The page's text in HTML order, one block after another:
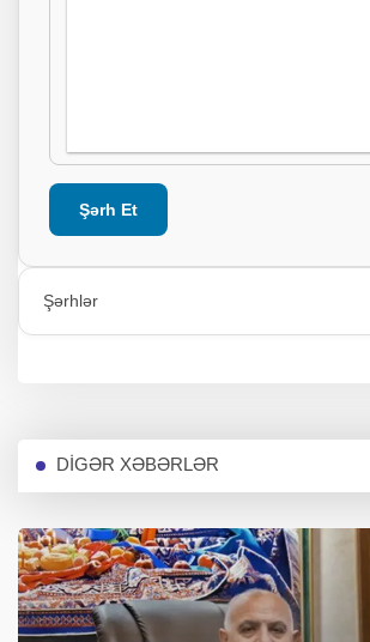
Şərh Et
Şərhlər
DİGƏR XƏBƏRLƏR